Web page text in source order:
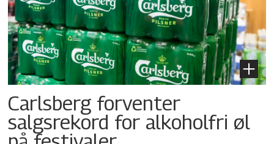
Carlsberg forventer
salgsrekord for alkoholfri øl